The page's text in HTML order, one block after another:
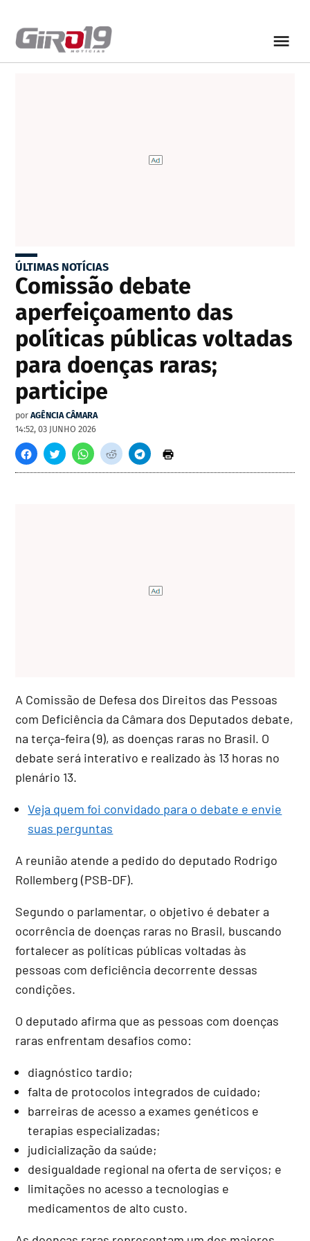
ÚLTIMAS NOTÍCIAS
Comissão debate
aperfeiçoamento das
políticas públicas voltadas
para doenças raras;
participe
por AGÊNCIA CÂMARA
14:52, 03 JUNHO 2026
A Comissão de Defesa dos Direitos das Pessoas
com Deficiência da Câmara dos Deputados debate,
na terça-feira (9), as doenças raras no Brasil. O
debate será interativo e realizado às 13 horas no
plenário 13.
Veja quem foi convidado para o debate e envie
suas perguntas
A reunião atende a pedido do deputado Rodrigo
Rollemberg (PSB-DF).
Segundo o parlamentar, o objetivo é debater a
ocorrência de doenças raras no Brasil, buscando
fortalecer as políticas públicas voltadas às
pessoas com deficiência decorrente dessas
condições.
O deputado afirma que as pessoas com doenças
raras enfrentam desafios como:
diagnóstico tardio;
falta de protocolos integrados de cuidado;
barreiras de acesso a exames genéticos e
terapias especializadas;
judicialização da saúde;
desigualdade regional na oferta de serviços; e
limitações no acesso a tecnologias e
medicamentos de alto custo.